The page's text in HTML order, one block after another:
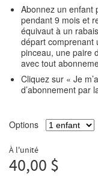
Abonnez un enfant
pendant 9 mois et
équivaut à un
départ comprenant
pinceau, une paire
avec tout
Cliquez sur « Je
d’abonnement par
Options
À l'unité
40,00 $